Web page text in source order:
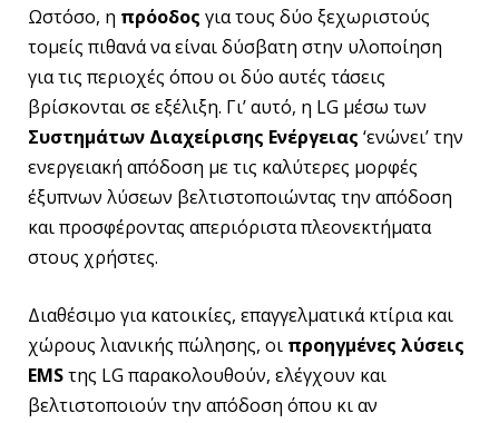
Ωστόσο, η πρόοδος για τους δύο ξεχωριστούς
τομείς πιθανά να είναι δύσβατη στην υλοποίηση
για τις περιοχές όπου οι δύο αυτές τάσεις
βρίσκονται σε εξέλιξη. Γι’ αυτό, η LG μέσω των
Συστημάτων Διαχείρισης Ενέργειας ‘ενώνει’ την
ενεργειακή απόδοση με τις καλύτερες μορφές
έξυπνων λύσεων βελτιστοποιώντας την απόδοση
και προσφέροντας απεριόριστα πλεονεκτήματα
στους χρήστες.
Διαθέσιμο για κατοικίες, επαγγελματικά κτίρια και
χώρους λιανικής πώλησης, οι προηγμένες λύσεις
EMSτης LG παρακολουθούν, ελέγχουν και
βελτιστοποιούν την απόδοση όπου κι αν